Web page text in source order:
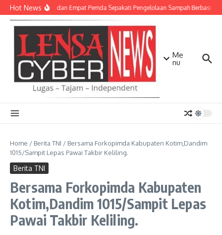
Lewati ke konten
Hot NewsTNI AD dan Empat Pemda Sepakati Pengelolaan Sampah Berbasis
Me
nu
Home / Berita TNI / Bersama Forkopimda Kabupaten Kotim,Dandim
1015/Sampit Lepas Pawai Takbir Keliling.
Berita TNI
Bersama Forkopimda Kabupaten
Kotim,Dandim 1015/Sampit Lepas
Pawai Takbir Keliling.